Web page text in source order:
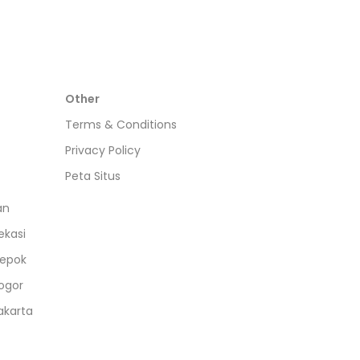
Other
Terms & Conditions
Privacy Policy
Peta Situs